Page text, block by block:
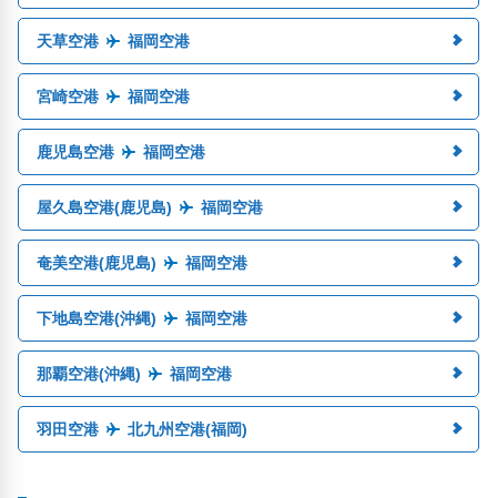
天草空港 福岡空港
宮崎空港 福岡空港
鹿児島空港 福岡空港
屋久島空港(鹿児島) 福岡空港
奄美空港(鹿児島) 福岡空港
下地島空港(沖縄) 福岡空港
那覇空港(沖縄) 福岡空港
羽田空港 北九州空港(福岡)